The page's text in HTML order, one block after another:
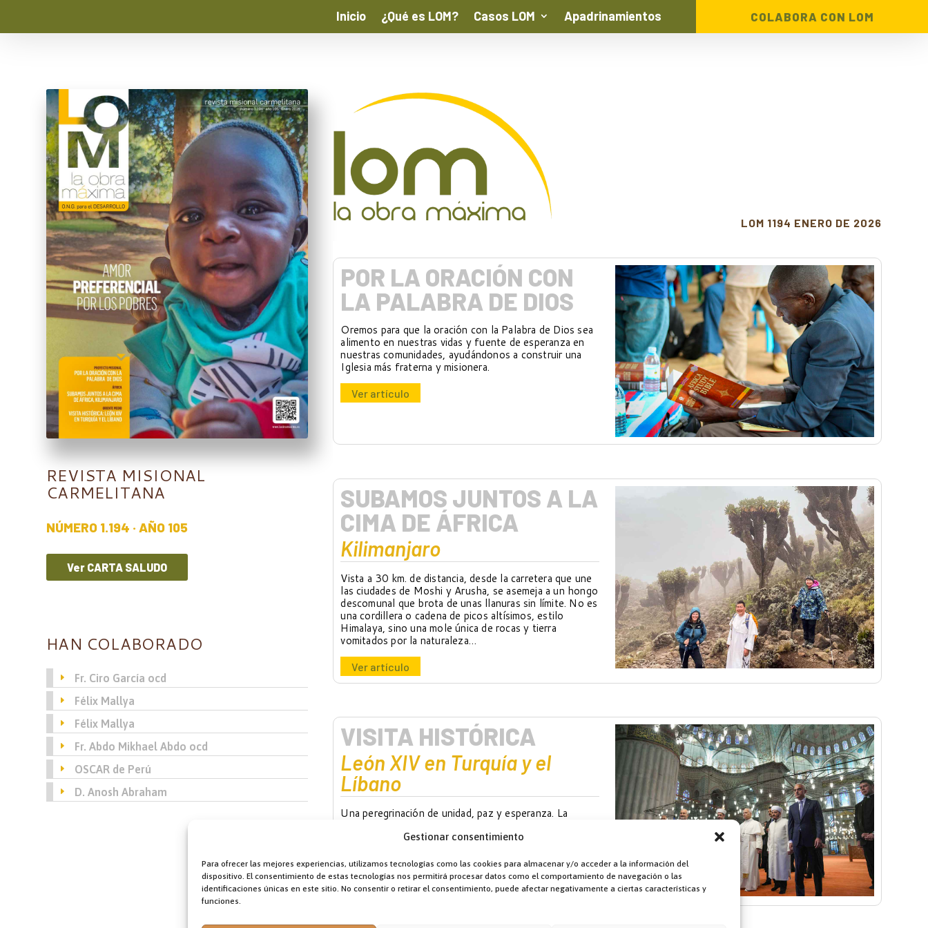
Gestionar consentimiento
Para ofrecer las mejores experiencias, utilizamos tecnologías como las cookies para almacenar y/o acceder a la información del
dispositivo. El consentimiento de estas tecnologías nos permitirá procesar datos como el comportamiento de navegación o las
identificaciones únicas en este sitio. No consentir o retirar el consentimiento, puede afectar negativamente a ciertas características y
funciones.
Inicio ¿Qué es LOM? Casos LOM Apadrinamientos COLABORA CON LOM
REVISTA MISIONAL
CARMELITANA
NÚMERO 1.194 · AÑO 105
Ver CARTA SALUDO
HAN COLABORADO
Fr. Ciro García ocd
Félix Mallya
Félix Mallya
Fr. Abdo Mikhael Abdo ocd
OSCAR de Perú
D. Anosh Abraham
LOM 1194 ENERO DE 2026
POR LA ORACIÓN CON
LA PALABRA DE DIOS
Oremos para que la oración con la Palabra de Dios sea
alimento en nuestras vidas y fuente de esperanza en
nuestras comunidades, ayudándonos a construir una
Iglesia más fraterna y misionera.
Ver artículo
SUBAMOS JUNTOS A LA
CIMA DE ÁFRICA
Kilimanjaro
Vista a 30 km. de distancia, desde la carretera que une
las ciudades de Moshi y Arusha, se asemeja a un hongo
descomunal que brota de unas llanuras sin límite. No es
una cordillera o cadena de picos altísimos, estilo
Himalaya, sino una mole única de rocas y tierra
vomitados por la naturaleza…
Ver artículo
VISITA HISTÓRICA
León XIV en Turquía y el
Líbano
Una peregrinación de unidad, paz y esperanza. La
2 de diciembre de 2025, el papa León XIV realizó su
y el Líbano.
Ver artículo